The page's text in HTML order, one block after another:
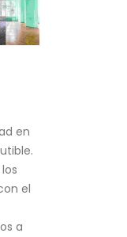
en
el
a